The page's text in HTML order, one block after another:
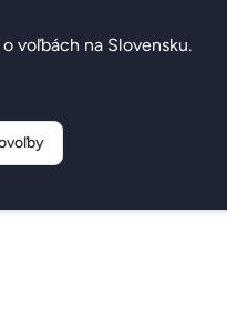
voľbách na Slovensku.